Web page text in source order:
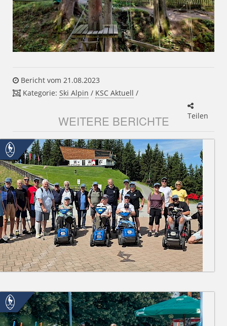
Bericht vom 21.08.2023
Kategorie: Ski Alpin / KSC Aktuell /
Teilen
WEITERE BERICHTE